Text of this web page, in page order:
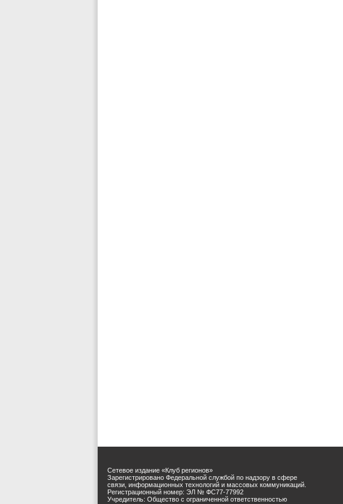
Сетевое издание «Клуб регионов»
Зарегистрировано Федеральной службой по надзору в сфере
связи, информационных технологий и массовых коммуникаций.
Регистрационный номер: ЭЛ № ФС77-77992
Учредитель: Общество с ограниченной ответственностью